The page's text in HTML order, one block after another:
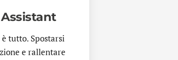
è tutto. Spostarsi
e rallentare